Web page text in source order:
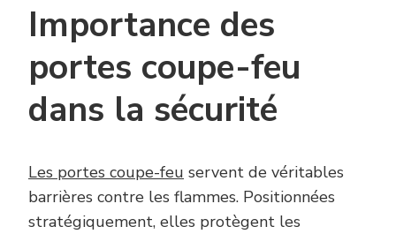
Importance des
portes coupe-feu
dans la sécurité
Les portes coupe-feu servent de véritables
barrières contre les flammes. Positionnées
stratégiquement, elles protègent les